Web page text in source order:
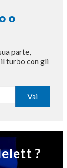
o
parte,
turbo con gli
Vai
?